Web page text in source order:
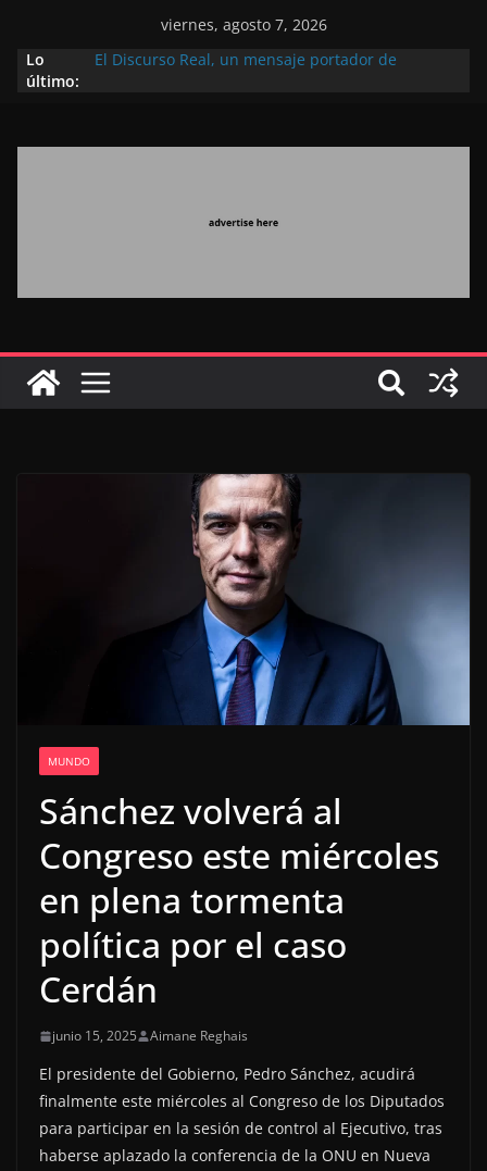
viernes, agosto 7, 2026
Lo
último:
El Discurso Real, un mensaje portador de
Extranjero: al servicio de los grandes proyectos de
Marruecos gracias a una visión estratégica
destinada a consolidar la posición de Marruecos
en una economía mundial competitiva (politólogo
marroquí-estadounidense)
MUNDO
Sánchez volverá al
Congreso este miércoles
en plena tormenta
política por el caso
Cerdán
junio 15, 2025 Aimane Reghais
El presidente del Gobierno, Pedro Sánchez, acudirá
finalmente este miércoles al Congreso de los Diputados
para participar en la sesión de control al Ejecutivo, tras
haberse aplazado la conferencia de la ONU en Nueva